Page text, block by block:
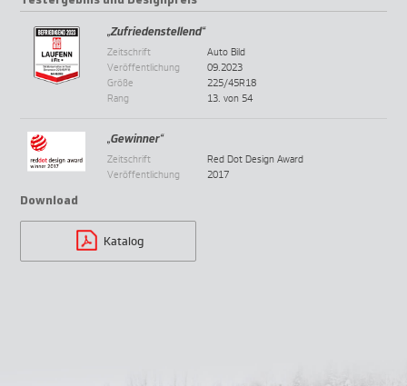
„Zufriedenstellend“
Zeitschrift
Auto Bild
Veröffentlichung
09.2023
Größe
225/45R18
Rang
13. von 54
„Gewinner“
Zeitschrift
Red Dot Design Award
Veröffentlichung
2017
Download
Katalog